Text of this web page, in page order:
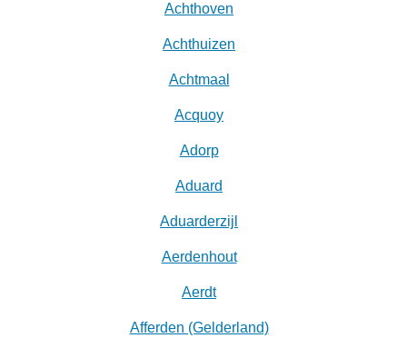
Achthoven
Achthuizen
Achtmaal
Acquoy
Adorp
Aduard
Aduarderzijl
Aerdenhout
Aerdt
Afferden (Gelderland)